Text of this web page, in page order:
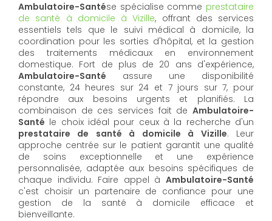
Ambulatoire-Santése spécialise comme prestataire
de santé à domicile à Vizille, offrant des services
essentiels tels que le suivi médical à domicile, la
coordination pour les sorties d'hôpital, et la gestion
des traitements médicaux en environnement
domestique. Fort de plus de 20 ans d'expérience,
Ambulatoire-Santé assure une disponibilité
constante, 24 heures sur 24 et 7 jours sur 7, pour
répondre aux besoins urgents et planifiés. La
combinaison de ces services fait de Ambulatoire-
Santé le choix idéal pour ceux à la recherche d'un
prestataire de santé à domicile à Vizille. Leur
approche centrée sur le patient garantit une qualité
de soins exceptionnelle et une expérience
personnalisée, adaptée aux besoins spécifiques de
chaque individu. Faire appel à Ambulatoire-Santé
c'est choisir un partenaire de confiance pour une
gestion de la santé à domicile efficace et
bienveillante.